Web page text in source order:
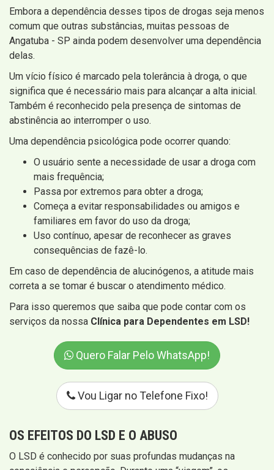
Embora a dependência desses tipos de drogas seja menos
comum que outras substâncias, muitas pessoas de
Angatuba - SP ainda podem desenvolver uma dependência
delas.
Um vício físico é marcado pela tolerância à droga, o que
significa que é necessário mais para alcançar a alta inicial.
Também é reconhecido pela presença de sintomas de
abstinência ao interromper o uso.
Uma dependência psicológica pode ocorrer quando:
O usuário sente a necessidade de usar a droga com
mais frequência;
Passa por extremos para obter a droga;
Começa a evitar responsabilidades ou amigos e
familiares em favor do uso da droga;
Uso contínuo, apesar de reconhecer as graves
consequências de fazê-lo.
Em caso de dependência de alucinógenos, a atitude mais
correta a se tomar é buscar o atendimento médico.
Para isso queremos que saiba que pode contar com os
serviços da nossa Clínica para Dependentes em LSD!
Quero Falar Pelo WhatsApp!
Vou Ligar no Telefone Fixo!
OS EFEITOS DO LSD E O ABUSO
O LSD é conhecido por suas profundas mudanças na